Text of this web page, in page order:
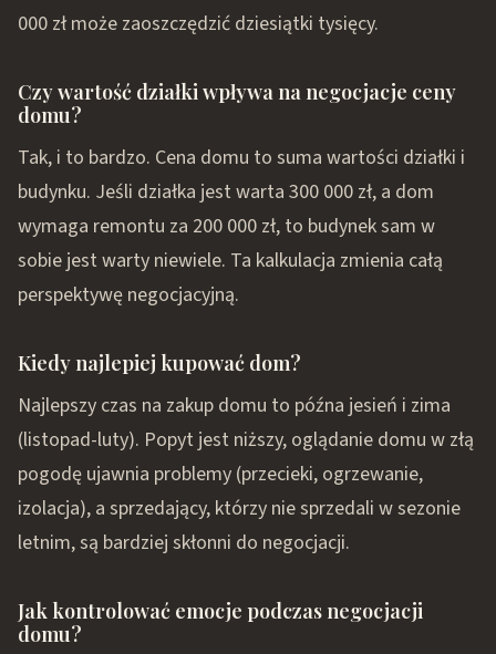
000 zł może zaoszczędzić dziesiątki tysięcy.
Czy wartość działki wpływa na negocjacje ceny
domu?
Tak, i to bardzo. Cena domu to suma wartości działki i
budynku. Jeśli działka jest warta 300 000 zł, a dom
wymaga remontu za 200 000 zł, to budynek sam w
sobie jest warty niewiele. Ta kalkulacja zmienia całą
perspektywę negocjacyjną.
Kiedy najlepiej kupować dom?
Najlepszy czas na zakup domu to późna jesień i zima
(listopad-luty). Popyt jest niższy, oglądanie domu w złą
pogodę ujawnia problemy (przecieki, ogrzewanie,
izolacja), a sprzedający, którzy nie sprzedali w sezonie
letnim, są bardziej skłonni do negocjacji.
Jak kontrolować emocje podczas negocjacji
domu?